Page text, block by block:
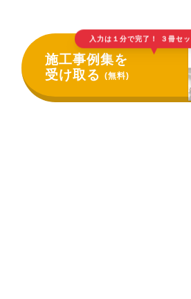
入力は１分で完了！ ３冊セッ
▲
施工事例集を
受け取る(無料)